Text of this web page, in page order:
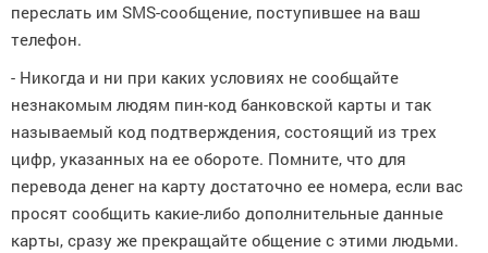
переслать им SMS-сообщение, поступившее на ваш
телефон.
- Никогда и ни при каких условиях не сообщайте
незнакомым людям пин-код банковской карты и так
называемый код подтверждения, состоящий из трех
цифр, указанных на ее обороте. Помните, что для
перевода денег на карту достаточно ее номера, если вас
просят сообщить какие-либо дополнительные данные
карты, сразу же прекращайте общение с этими людьми.